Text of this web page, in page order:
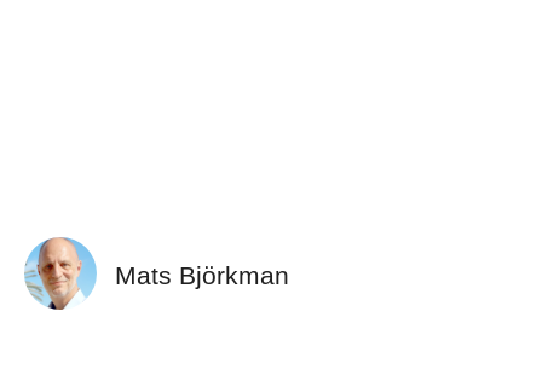
Mats Björkman